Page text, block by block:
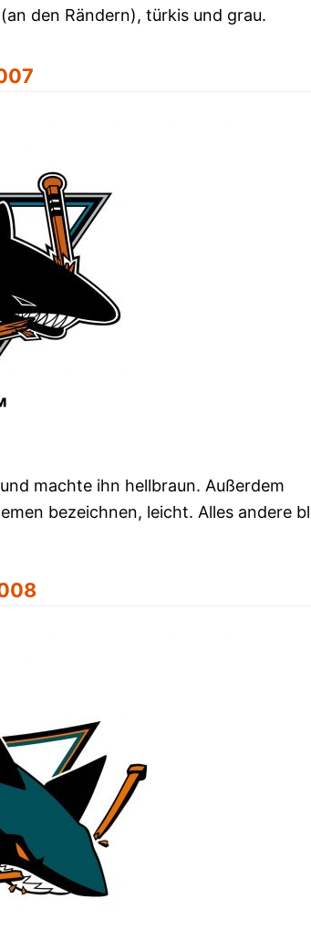
den Rändern), türkis und grau.
machte ihn hellbraun. Außerdem
bezeichnen, leicht. Alles andere